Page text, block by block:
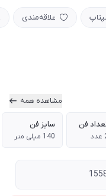
علاقه‌مندی
مشاهده همه
فن سایز فن
140 میلی متر